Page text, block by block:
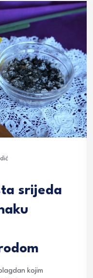
srijeda
kojim